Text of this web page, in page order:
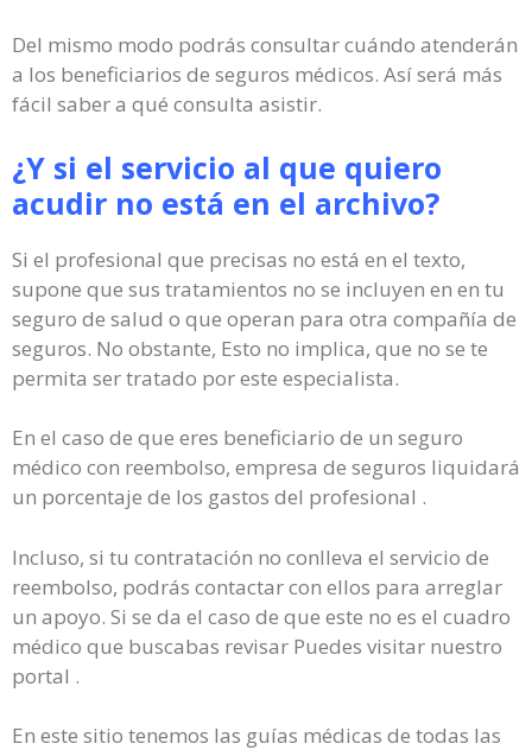
Del mismo modo podrás consultar cuándo atenderán
a los beneficiarios de seguros médicos. Así será más
fácil saber a qué consulta asistir.
¿Y si el servicio al que quiero
acudir no está en el archivo?
Si el profesional que precisas no está en el texto,
supone que sus tratamientos no se incluyen en en tu
seguro de salud o que operan para otra compañía de
seguros. No obstante, Esto no implica, que no se te
permita ser tratado por este especialista.
En el caso de que eres beneficiario de un seguro
médico con reembolso, empresa de seguros liquidará
un porcentaje de los gastos del profesional .
Incluso, si tu contratación no conlleva el servicio de
reembolso, podrás contactar con ellos para arreglar
un apoyo. Si se da el caso de que este no es el cuadro
médico que buscabas revisar Puedes visitar nuestro
portal .
En este sitio tenemos las guías médicas de todas las